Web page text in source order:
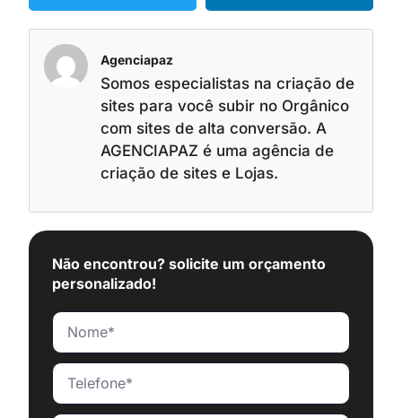
Agenciapaz
Somos especialistas na criação de
sites para você subir no Orgânico
com sites de alta conversão. A
AGENCIAPAZ é uma agência de
criação de sites e Lojas.
Não encontrou? solicite um orçamento
personalizado!